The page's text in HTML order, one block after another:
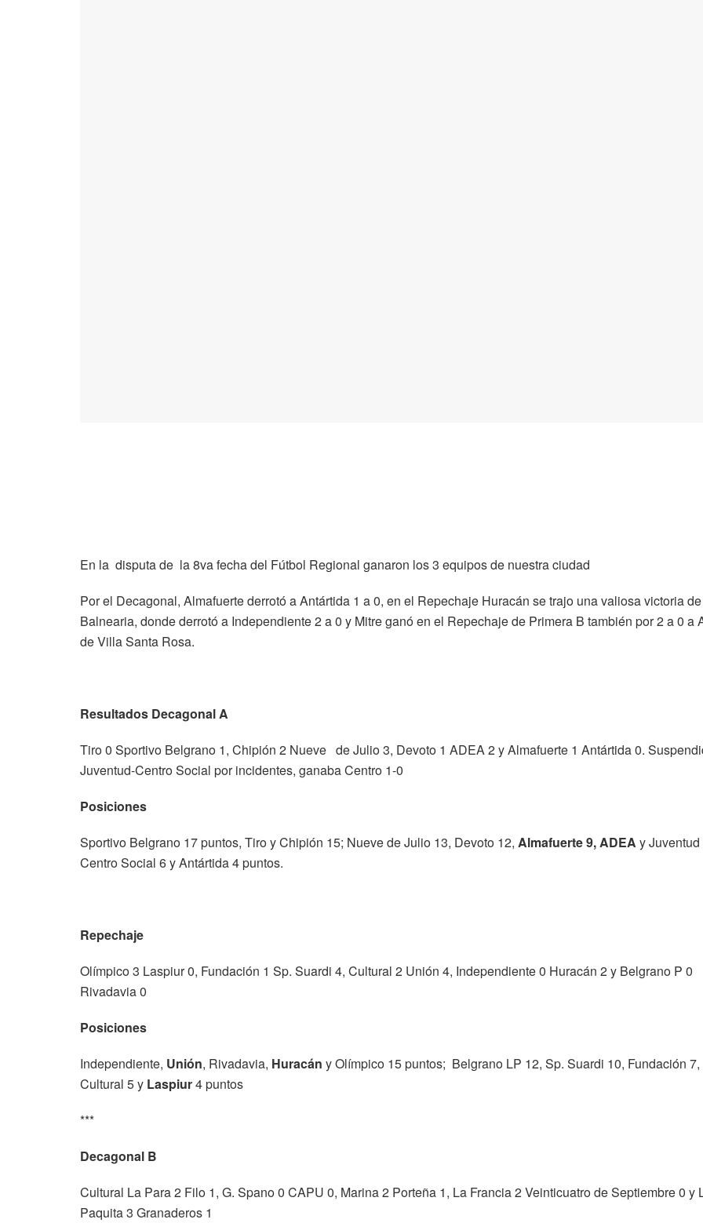
En la disputa de la 8va fecha del Fútbol Regional ganaron los 3 equipos de nuestra ciudad
Por el Decagonal, Almafuerte derrotó a Antártida 1 a 0, en el Repechaje Huracán se trajo una valiosa victoria de
Balnearia, donde derrotó a Independiente 2 a 0 y Mitre ganó en el Repechaje de Primera B también por 2 a 0 a
de Villa Santa Rosa.
Resultados Decagonal A
Tiro 0 Sportivo Belgrano 1, Chipión 2 Nueve de Julio 3, Devoto 1 ADEA 2 y Almafuerte 1 Antártida 0.
Juventud-Centro Social por incidentes, ganaba Centro 1-0
Posiciones
Sportivo Belgrano 17 puntos, Tiro y Chipión 15; Nueve de Julio 13, Devoto 12, Almafuerte 9, ADEA y Juventud
Centro Social 6 y Antártida 4 puntos.
Repechaje
Olímpico 3 Laspiur 0, Fundación 1 Sp. Suardi 4, Cultural 2 Unión 4, Independiente 0 Huracán 2 y Belgrano P 0
Rivadavia 0
Posiciones
Independiente, Unión, Rivadavia, Huracán y Olímpico 15 puntos; Belgrano LP 12, Sp. Suardi 10, Fundación 7,
Cultural 5 y Laspiur4 puntos
***
Decagonal B
Cultural La Para 2 Filo 1, G. Spano 0 CAPU 0, Marina 2 Porteña 1, La Francia 2 Veinticuatro de Septiembre 0 y
Paquita 3 Granaderos 1